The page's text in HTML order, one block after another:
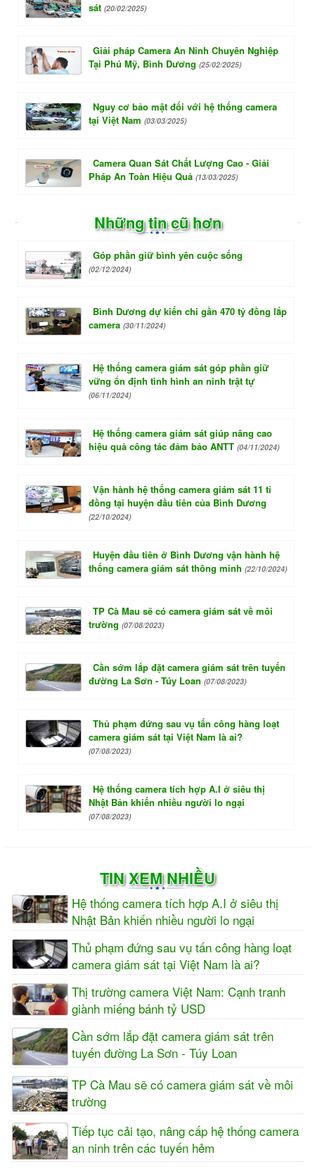
sát (20/02/2025)
Giải pháp Camera An Ninh Chuyên Nghiệp
Tại Phú Mỹ, Bình Dương (25/02/2025)
Nguy cơ bảo mật đối với hệ thống camera
tại Việt Nam (03/03/2025)
Camera Quan Sát Chất Lượng Cao - Giải
Pháp An Toàn Hiệu Quả (13/03/2025)
Những tin cũ hơn
Góp phần giữ bình yên cuộc sống
(02/12/2024)
Bình Dương dự kiến chi gần 470 tỷ đồng lắp
camera (30/11/2024)
Hệ thống camera giám sát góp phần giữ
vững ổn định tình hình an ninh trật tự
(06/11/2024)
Hệ thống camera giám sát giúp nâng cao
hiệu quả công tác đảm bảo ANTT (04/11/2024)
Vận hành hệ thống camera giám sát 11 tỉ
đồng tại huyện đầu tiên của Bình Dương
(22/10/2024)
Huyện đầu tiên ở Bình Dương vận hành hệ
thống camera giám sát thông minh (22/10/2024)
TP Cà Mau sẽ có camera giám sát về môi
trường (07/08/2023)
Cần sớm lắp đặt camera giám sát trên tuyến
đường La Sơn - Túy Loan (07/08/2023)
Thủ phạm đứng sau vụ tấn công hàng loạt
camera giám sát tại Việt Nam là ai?
(07/08/2023)
Hệ thống camera tích hợp A.I ở siêu thị
Nhật Bản khiến nhiều người lo ngại
(07/08/2023)
TIN XEM NHIỀU
Hệ thống camera tích hợp A.I ở siêu thị
Nhật Bản khiến nhiều người lo ngại
Thủ phạm đứng sau vụ tấn công hàng loạt
camera giám sát tại Việt Nam là ai?
Thị trường camera Việt Nam: Cạnh tranh
giành miếng bánh tỷ USD
Cần sớm lắp đặt camera giám sát trên
tuyến đường La Sơn - Túy Loan
TP Cà Mau sẽ có camera giám sát về môi
trường
Tiếp tục cải tạo, nâng cấp hệ thống camera
an ninh trên các tuyến hẻm